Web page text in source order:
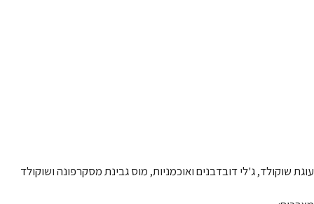
עוגת שוקולד, ג'לי דובדבנים ואוכמניות, מוס גבינת מסקרפונה ושוקולד